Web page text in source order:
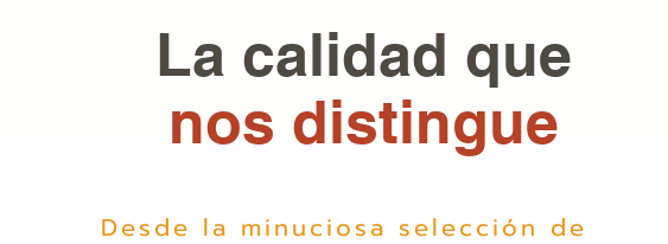
Desde la minuciosa selección de
La calidad que
nos distingue